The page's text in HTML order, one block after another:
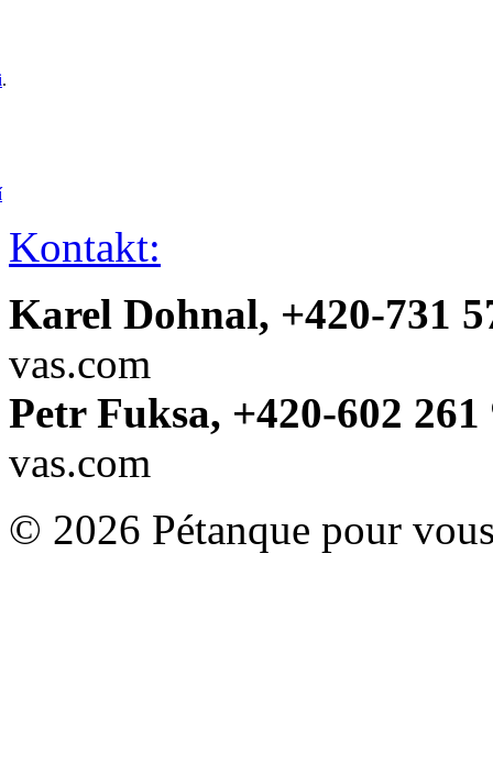
.
Kontakt:
Karel Dohnal, +420-731
vas.com
Petr Fuksa, +420-602 261
vas.com
© 2026 Pétanque pour